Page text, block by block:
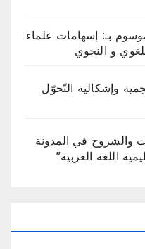
بـ: إسهامات علماء
و النحوي
وإشكالية التّحوّل
والشروح في المدونة
اللغة العربية”